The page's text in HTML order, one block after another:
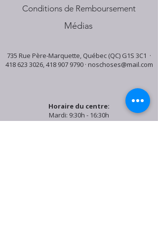
Conditions de Remboursement
Médias
735 Rue Père-Marquette, Québec (QC) G1S 3C1 ·
418 623 3026,418 907 9790· noschoses@mail.com
Horaire du centre:
Mardi: 9:30h - 16:30h
Jeudi: 9:30h - 19:00h